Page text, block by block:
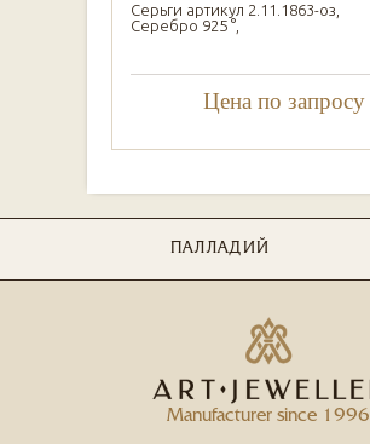
Серьги артикул 2.11.1863-оз,
Серебро 925 °,
Цена по запросу
ПАЛЛАДИЙ
Manufacturer since 1996